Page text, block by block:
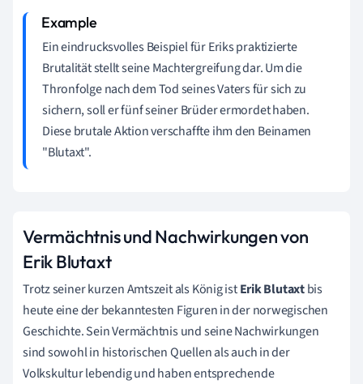
Ein eindrucksvolles Beispiel für Eriks praktizierte
Brutalität stellt seine Machtergreifung dar. Um die
Thronfolge nach dem Tod seines Vaters für sich zu
sichern, soll er fünf seiner Brüder ermordet haben.
Diese brutale Aktion verschaffte ihm den Beinamen
"Blutaxt".
Vermächtnis und Nachwirkungen von
Erik Blutaxt
Trotz seiner kurzen Amtszeit als König istErik Blutaxtbis
heute eine der bekanntesten Figuren in der norwegischen
Geschichte. Sein Vermächtnis und seine Nachwirkungen
sind sowohl in historischen Quellen als auch in der
Volkskultur lebendig und haben entsprechende